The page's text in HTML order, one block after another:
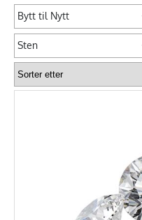
Bytt til Nytt
Sten